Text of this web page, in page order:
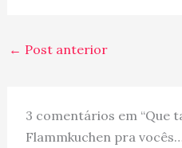
← Post anterior
3 comentários em “Que
Flammkuchen pra